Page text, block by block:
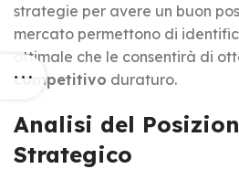
strategie per avere un buon
mercato permettono di
ottimale che le consentirà di
competitivo duraturo.
Analisi del
Strategico